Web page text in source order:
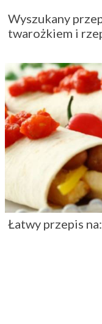
Wyszukany
twarożkiem i
Łatwy przepis